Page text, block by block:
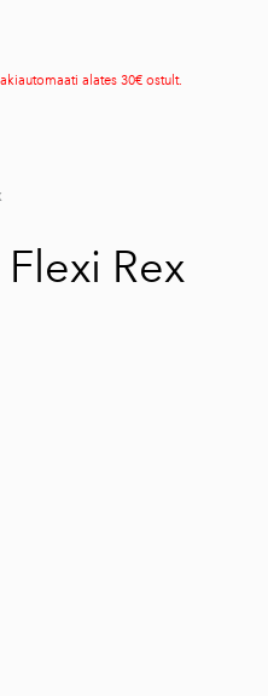
alates 30€ ostult.
Rex